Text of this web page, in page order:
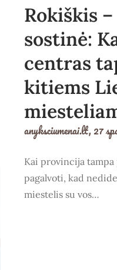
Rokiškis
sostinė:
centras
kitiems
anyksciumenai.lt,27
Kai provincija tampa
pagalvoti, kad
miestelis su vos…